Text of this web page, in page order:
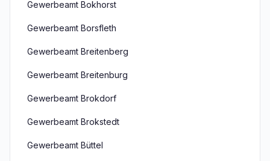
Gewerbeamt Bokhorst
Gewerbeamt Borsfleth
Gewerbeamt Breitenberg
Gewerbeamt Breitenburg
Gewerbeamt Brokdorf
Gewerbeamt Brokstedt
Gewerbeamt Büttel